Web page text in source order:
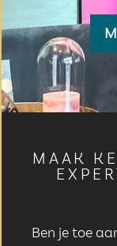
MAAK
Ben je toe